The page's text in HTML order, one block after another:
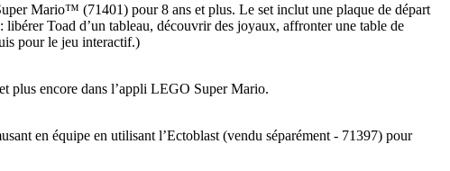
Mario™ (71401) pour 8 ans et plus. Le set inclut une plaque de départ
Toad d’un tableau, découvrir des joyaux, affronter une table de
pour le jeu interactif.)
plus encore dans l’appli LEGO Super Mario.
en équipe en utilisant l’Ectoblast (vendu séparément - 71397) pour